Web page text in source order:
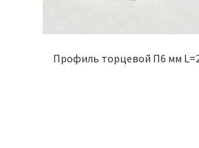
Профиль торцевой П6 мм